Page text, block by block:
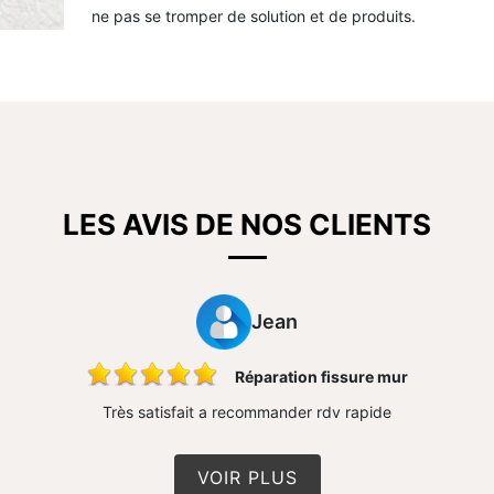
ne pas se tromper de solution et de produits.
LES AVIS DE NOS CLIENTS
Jean
Réparation fissure mur
Très satisfait a recommander rdv rapide
VOIR PLUS